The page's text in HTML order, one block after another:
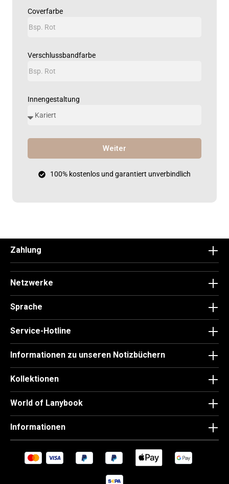
Coverfarbe
Verschlussbandfarbe
Innengestaltung
Weiter
100% kostenlos und garantiert unverbindlich
Zahlung
Netzwerke
Sprache
Service-Hotline
Informationen zu unseren Notizbüchern
Kollektionen
World of Lanybook
Informationen